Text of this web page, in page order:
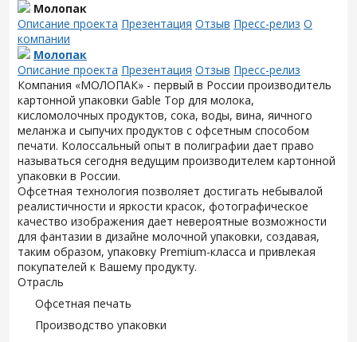
Молопак
Описание проекта Презентация Отзыв Пресс-релиз О
компании
Молопак
Описание проекта Презентация Отзыв Пресс-релиз
Компания «МОЛОПАК» - первый в России производитель
картонной упаковки Gable Top для молока,
кисломолочных продуктов, сока, воды, вина, яичного
меланжа и сыпучих продуктов с офсетным способом
печати. Колоссальный опыт в полиграфии дает право
называться сегодня ведущим производителем картонной
упаковки в России.
Офсетная технология позволяет достигать небывалой
реалистичности и яркости красок, фотографическое
качество изображения дает невероятные возможности
для фантазии в дизайне молочной упаковки, создавая,
таким образом, упаковку Premium-класса и привлекая
покупателей к Вашему продукту.
Отрасль
Офсетная печать
Производство упаковки